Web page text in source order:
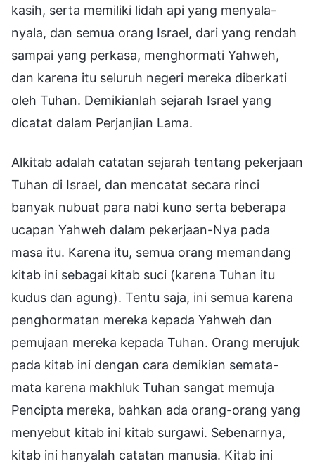
kasih, serta memiliki lidah api yang menyala-
nyala, dan semua orang Israel, dari yang rendah
sampai yang perkasa, menghormati Yahweh,
dan karena itu seluruh negeri mereka diberkati
oleh Tuhan. Demikianlah sejarah Israel yang
dicatat dalam Perjanjian Lama.
Alkitab adalah catatan sejarah tentang pekerjaan
Tuhan di Israel, dan mencatat secara rinci
banyak nubuat para nabi kuno serta beberapa
ucapan Yahweh dalam pekerjaan-Nya pada
masa itu. Karena itu, semua orang memandang
kitab ini sebagai kitab suci (karena Tuhan itu
kudus dan agung). Tentu saja, ini semua karena
penghormatan mereka kepada Yahweh dan
pemujaan mereka kepada Tuhan. Orang merujuk
pada kitab ini dengan cara demikian semata-
mata karena makhluk Tuhan sangat memuja
Pencipta mereka, bahkan ada orang-orang yang
menyebut kitab ini kitab surgawi. Sebenarnya,
kitab ini hanyalah catatan manusia. Kitab ini